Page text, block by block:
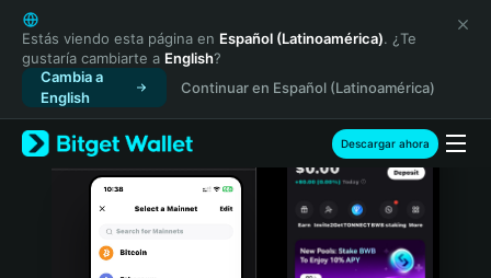
English
日本語
Tiếng Việt
Русский
Español (Latinoamérica)
Türkçe
Italiano
Estás viendo esta página en Español (Latinoamérica). ¿Te
gustaría cambiarte a English?
Cambia a
English
Continuar en Español (Latinoamérica)
Descargar ahora